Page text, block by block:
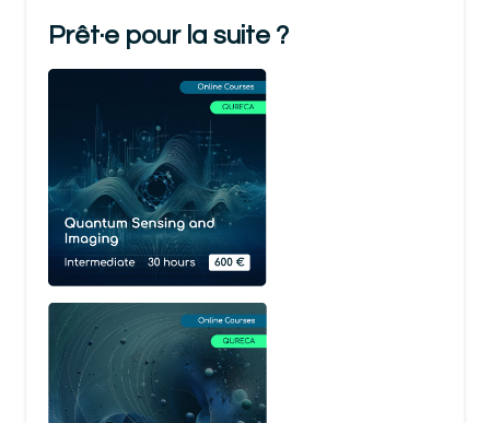
Prêt·e pour la suite ?